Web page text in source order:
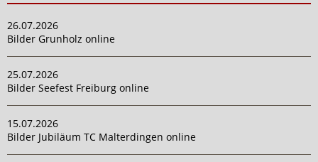
26.07.2026
Bilder Grunholz online
25.07.2026
Bilder Seefest Freiburg online
15.07.2026
Bilder Jubiläum TC Malterdingen online